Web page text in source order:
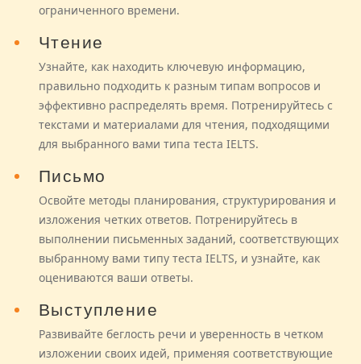
ограниченного времени.
Чтение
Узнайте, как находить ключевую информацию,
правильно подходить к разным типам вопросов и
эффективно распределять время. Потренируйтесь с
текстами и материалами для чтения, подходящими
для выбранного вами типа теста IELTS.
Письмо
Освойте методы планирования, структурирования и
изложения четких ответов. Потренируйтесь в
выполнении письменных заданий, соответствующих
выбранному вами типу теста IELTS, и узнайте, как
оцениваются ваши ответы.
Выступление
Развивайте беглость речи и уверенность в четком
изложении своих идей, применяя соответствующие